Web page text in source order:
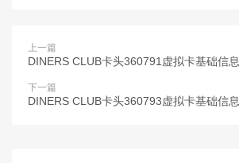
上一篇
DINERS CLUB卡头360791虚拟卡基础信息
下一篇
DINERS CLUB卡头360793虚拟卡基础信息